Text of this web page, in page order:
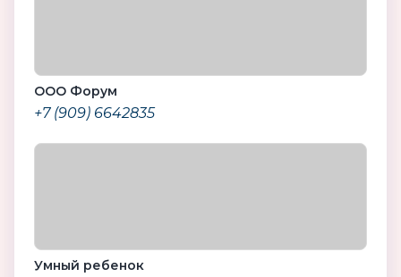
ООО Форум
+7 (909) 6642835
Умный ребенок